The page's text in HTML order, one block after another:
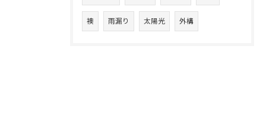
襖 雨漏り 太陽光 外構